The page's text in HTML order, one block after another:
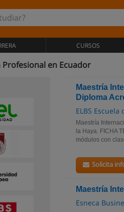
CURSOS
en Ecuador
Maestría
Diploma
ELBS
Maestría
la Haya. FICHA
módulos con
Solicita
Maestría
Esneca